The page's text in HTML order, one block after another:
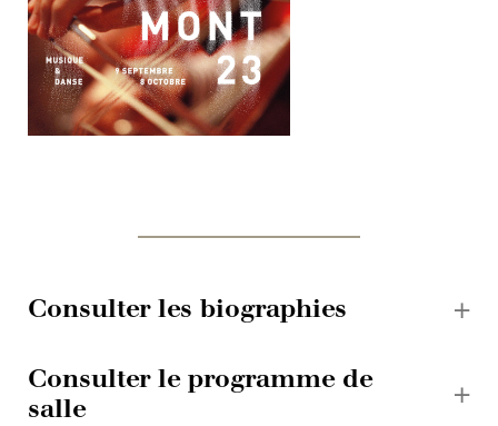
Consulter les biographies
Consulter le programme de
salle